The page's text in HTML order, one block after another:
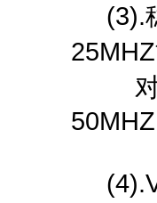
(3).
对25
50MHZ